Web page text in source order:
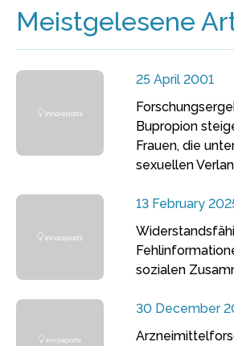
Meistgelesene
25 April 2001
Bupropion
Frauen, die
sexuellen
13 February
sozialen
30 December